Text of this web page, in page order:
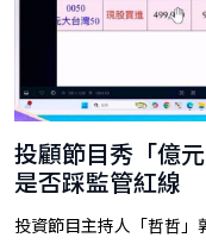
投顧節目秀「億
是否踩監管紅線
投資節目主持人「哲哲」